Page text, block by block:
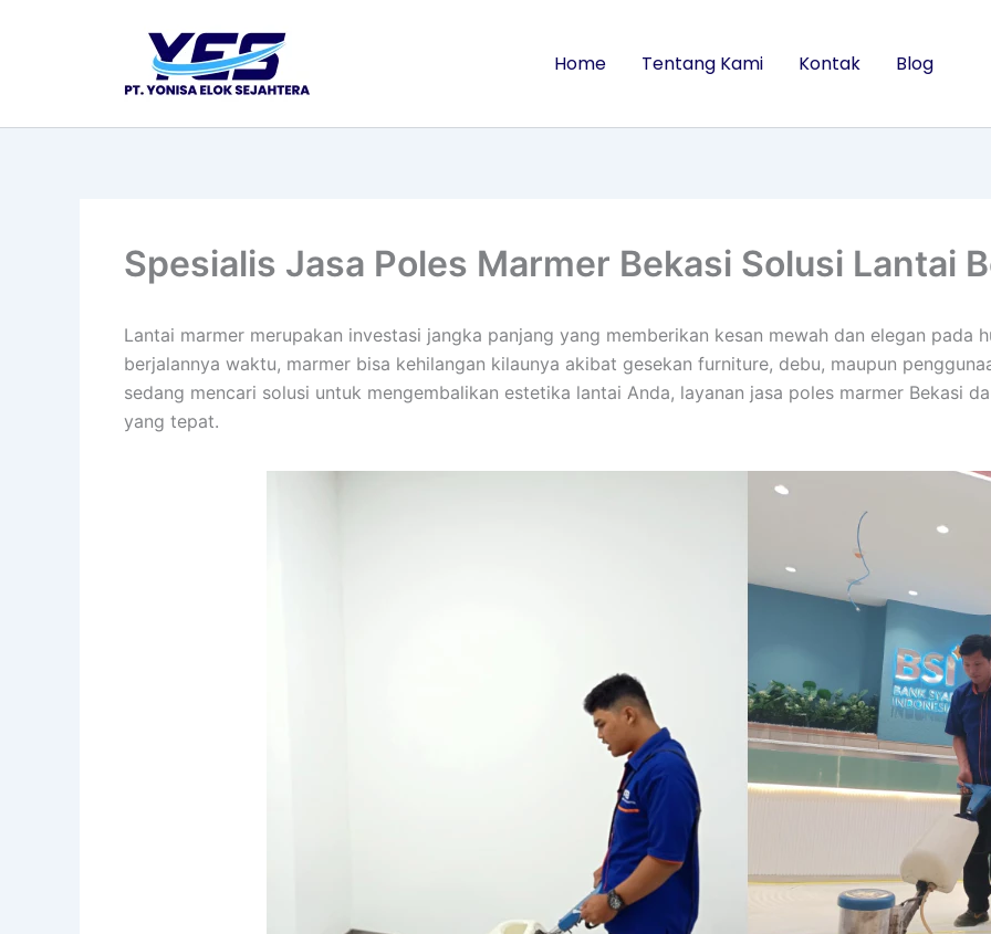
Home Tentang Kami Kontak Blog
Spesialis Jasa Poles Marmer Bekasi Solusi Lantai
Lantai marmer merupakan investasi jangka panjang yang memberikan kesan mewah dan elegan pada
berjalannya waktu, marmer bisa kehilangan kilaunya akibat gesekan furniture, debu, maupun
sedang mencari solusi untuk mengembalikan estetika lantai Anda, layanan jasa poles marmer Bekasi
yang tepat.